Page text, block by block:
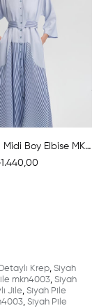
Çizgi Detaylı Midi Boy Elbise MKN2001
Krep, Siyah
mkn4003, Siyah
Jile, Siyah Pile
, Siyah Pile